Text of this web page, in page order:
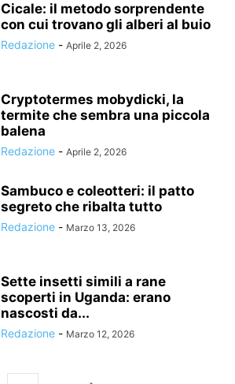
Cicale: il metodo sorprendente
con cui trovano gli alberi al buio
Redazione - Aprile 2, 2026
Cryptotermes mobydicki, la
termite che sembra una piccola
balena
Redazione - Aprile 2, 2026
Sambuco e coleotteri: il patto
segreto che ribalta tutto
Redazione - Marzo 13, 2026
Sette insetti simili a rane
scoperti in Uganda: erano
nascosti da...
Redazione - Marzo 12, 2026